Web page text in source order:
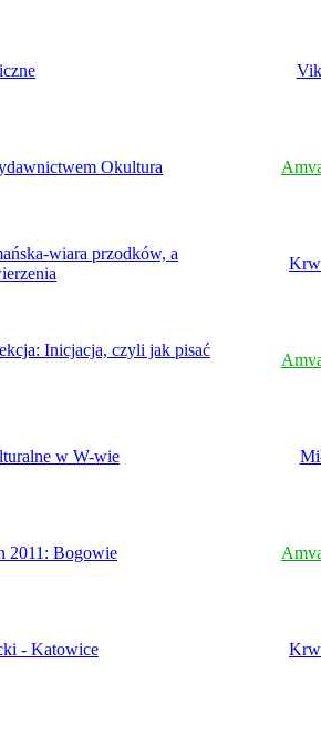
Okultura
wiara przodków, a
Inicjacja, czyli jak pisać
w W-wie
2011: Bogowie
- Katowice